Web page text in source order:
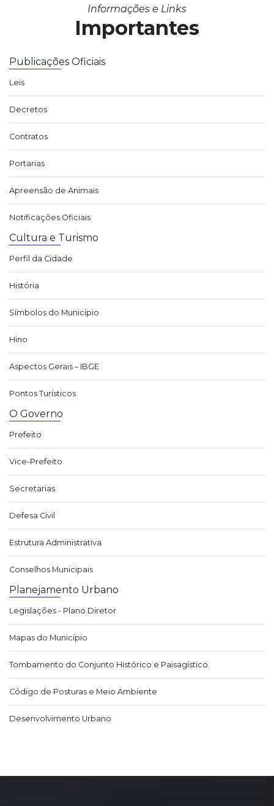
Informações e Links
Importantes
Publicações Oficiais
Leis
Decretos
Contratos
Portarias
Apreensão de Animais
Notificações Oficiais
Cultura e Turismo
Perfil da Cidade
História
Símbolos do Município
Hino
Aspectos Gerais – IBGE
Pontos Turísticos
O Governo
Prefeito
Vice-Prefeito
Secretarias
Defesa Civil
Estrutura Administrativa
Conselhos Municipais
Planejamento Urbano
Legislações - Plano Diretor
Mapas do Município
Tombamento do Conjunto Histórico e Paisagístico
Código de Posturas e Meio Ambiente
Desenvolvimento Urbano